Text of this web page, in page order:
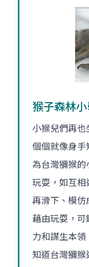
猴子森林小
小猴兒們再也
個個就像身手
為台灣獼猴的
玩耍，如互相
再滑下、模仿
藉由玩耍，
力和謀生本
知道台灣獼